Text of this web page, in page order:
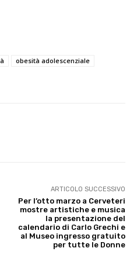
obesità adolescenziale
ARTICOLO SUCCESSIVO
Per l’otto marzo a Cerveteri
mostre artistiche e musica
la presentazione del
calendario di Carlo Grechi e
al Museo ingresso gratuito
per tutte le Donne